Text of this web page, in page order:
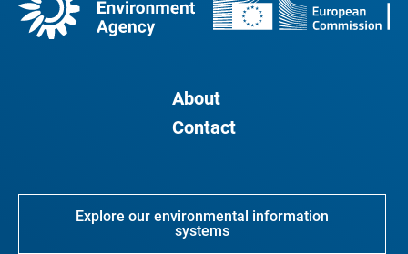
About
Contact
Explore our environmental information
systems